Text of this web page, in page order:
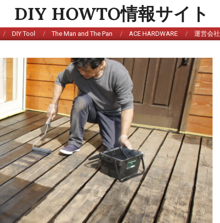
DIY HOWTO情報サイト
DIY Tool The Man and The Pan ACE HARDWARE 運営会社